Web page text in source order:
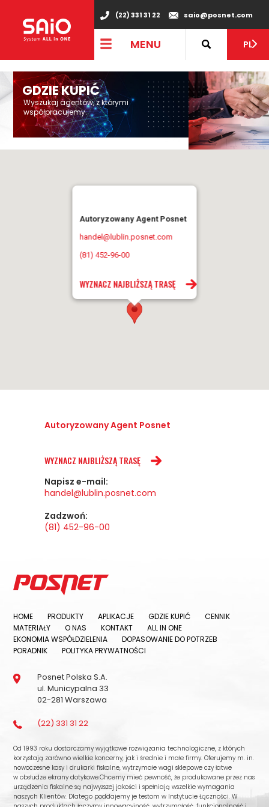
(22) 331 31 22 saio@posnet.com
MENU PL
GDZIE KUPIĆ
Wyszukaj agentów, z którymi
współpracujemy.
Autoryzowany Agent Posnet
handel@lublin.posnet.com
(81) 452-96-00
WYZNACZ NAJBLIŻSZĄ TRASĘ
Autoryzowany Agent Posnet
WYZNACZ NAJBLIŻSZĄ TRASĘ
Napisz e-mail:
handel@lublin.posnet.com
Zadzwoń:
(81) 452-96-00
HOME PRODUKTY APLIKACJE GDZIE KUPIĆ
CENNIK
MATERIAŁY
O NAS KONTAKT
ALL IN ONE
EKONOMIA WSPÓŁDZIELENIA
DOPASOWANIE DO POTRZEB
PORADNIK
POLITYKA PRYWATNOŚCI
Posnet Polska S.A.
ul. Municypalna 33
02-281 Warszawa
(22) 331 31 22
Od 1993 roku dostarczamy wyjątkowe rozwiązania technologiczne, z których
korzystają zarówno wielkie koncerny, jak i średnie i małe firmy. Oferujemy m. in.
nowoczesne kasy i drukarki fiskalne, wytrzymałe wagi sklepowe czy łatwe
w obsłudze ekrany dotykowe.Chcemy mieć pewność, że produkowane przez nas
urządzenia fiskalne są najwyższej jakości i spełniają wszelkie wymagania
naszych Klientów. Dlatego poddajemy je testom w Instytucie Łączności. W